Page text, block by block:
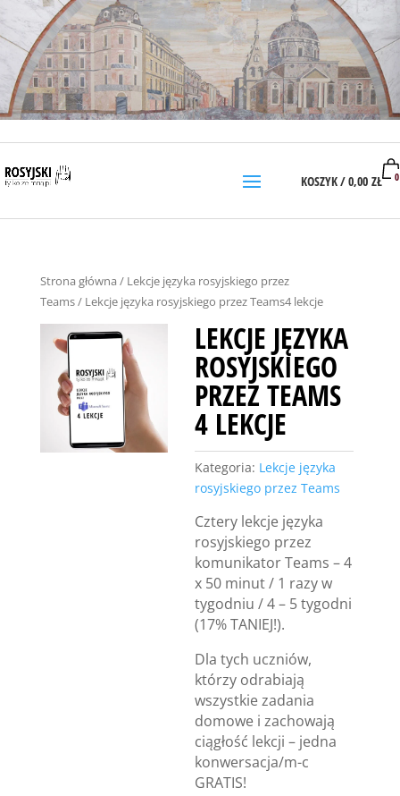
KOSZYK /0,00 ZŁ 0
Strona główna / Lekcje języka rosyjskiego przez
Teams/ Lekcje języka rosyjskiego przez Teams4 lekcje
LEKCJE JĘZYKA
ROSYJSKIEGO
PRZEZ TEAMS
4 LEKCJE
Kategoria: Lekcje języka
rosyjskiego przez Teams
Cztery lekcje języka
rosyjskiego przez
komunikator Teams – 4
x 50 minut / 1 razy w
tygodniu / 4 – 5 tygodni
(17% TANIEJ!).
Dla tych uczniów,
którzy odrabiają
wszystkie zadania
domowe i zachowają
ciągłość lekcji – jedna
konwersacja/m-c
GRATIS!